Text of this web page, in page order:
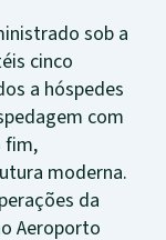
sob a
cinco
a hóspedes
com
fim,
moderna.
da
Aeroporto